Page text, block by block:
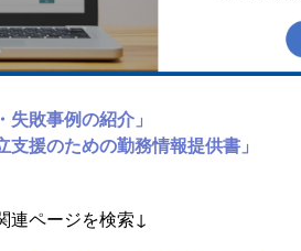
敗事例の紹介」
援のための勤務情報提供書」
連ページを検索↓